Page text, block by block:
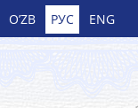
O’ZB РУС ENG